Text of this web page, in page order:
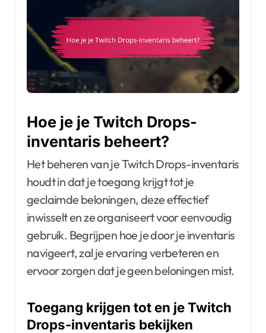
Hoe je je Twitch Drops-
inventaris beheert?
Het beheren van je Twitch Drops-inventaris
houdt in dat je toegang krijgt tot je
geclaimde beloningen, deze effectief
inwisselt en ze organiseert voor eenvoudig
gebruik. Begrijpen hoe je door je inventaris
navigeert, zal je ervaring verbeteren en
ervoor zorgen dat je geen beloningen mist.
Toegang krijgen tot en je Twitch
Drops-inventaris bekijken